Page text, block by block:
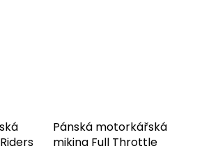
Pánská motorkářská
mikina Full Throttle